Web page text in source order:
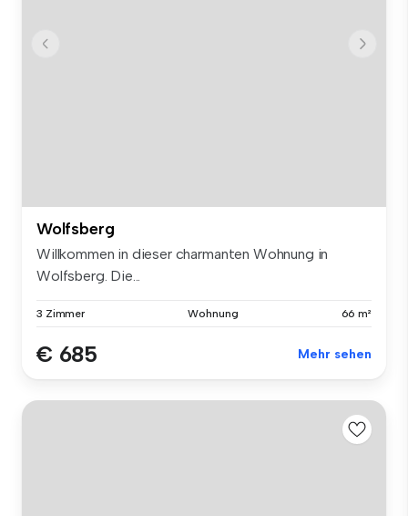
Wolfsberg
Willkommen in dieser charmanten Wohnung in
Wolfsberg. Die...
3 Zimmer Wohnung 66 m²
€ 685 Mehr sehen